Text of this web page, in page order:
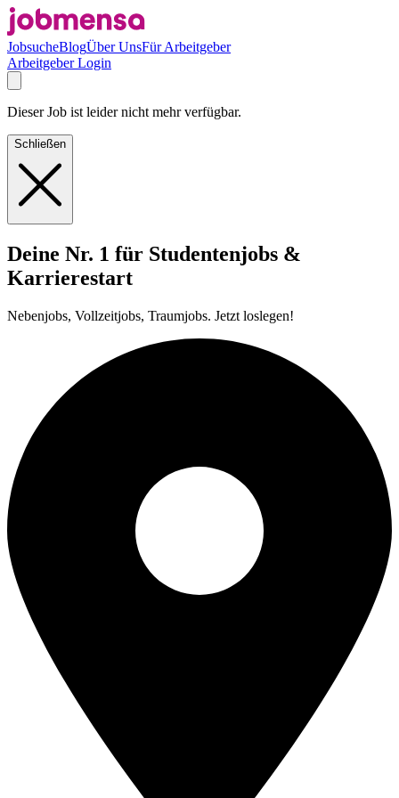
JobsucheBlogÜber UnsFür Arbeitgeber
Arbeitgeber Login
Dieser Job ist leider nicht mehr verfügbar.
Schließen
Deine Nr. 1 für Studentenjobs &
Karrierestart
Nebenjobs, Vollzeitjobs, Traumjobs. Jetzt loslegen!